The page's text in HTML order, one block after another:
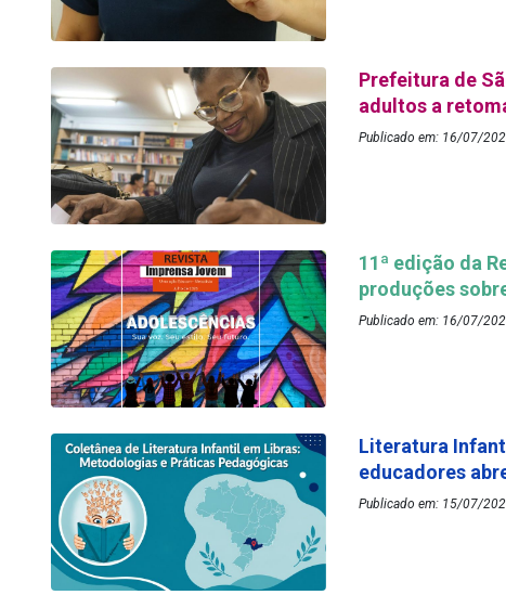
Prefeitura de
adultos a
Publicado em: 16/07/
11ª edição da
produções
Publicado em: 16/07/
Literatura
educadores
Publicado em: 15/07/